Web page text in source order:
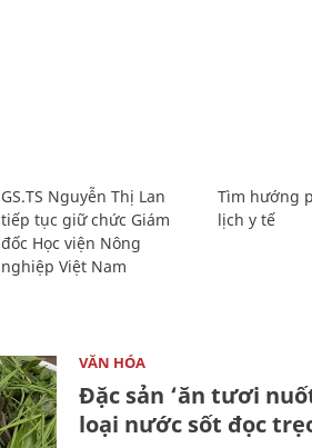
GS.TS Nguyễn Thị Lan
tiếp tục giữ chức Giám
đốc Học viện Nông
nghiệp Việt Nam
Tìm hướng
lịch y tế
VĂN HÓA
Đặc sản ‘ăn tươi
loại nước sốt đọc